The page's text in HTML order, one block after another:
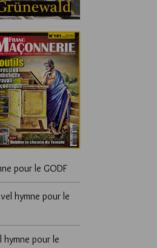
pour le GODF
hymne pour le
hymne pour le